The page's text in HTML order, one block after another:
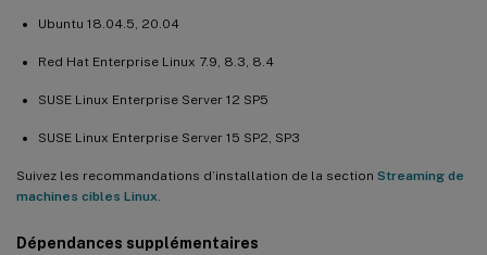
Ubuntu 18.04.5, 20.04
Red Hat Enterprise Linux 7.9, 8.3, 8.4
SUSE Linux Enterprise Server 12 SP5
SUSE Linux Enterprise Server 15 SP2, SP3
Suivez les recommandations d’installation de la section Streaming de
machines cibles Linux
Dépendances supplémentaires